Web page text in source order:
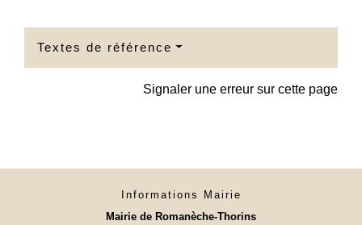
Textes de référence
Signaler une erreur sur cette page
Informations Mairie
Mairie de Romanèche-Thorins